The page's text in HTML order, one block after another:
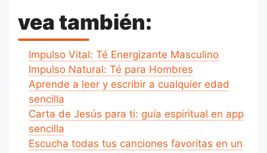
vea también:
Impulso Vital: Té Energizante Masculino
Impulso Natural: Té para Hombres
Aprende a leer y escribir a cualquier edad
sencilla
Carta de Jesús para ti: guía espiritual en app
sencilla
Escucha todas tus canciones favoritas en un